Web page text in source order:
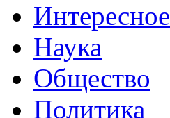
Интересное
Наука
Общество
Политика